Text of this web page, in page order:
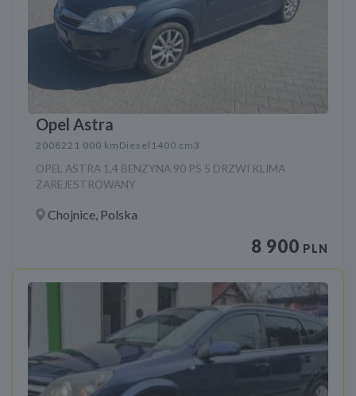
Opel Astra
2008221 000 km Diesel 1400 cm3
OPEL ASTRA 1,4 BENZYNA 90 PS 5 DRZWI KLIMA
ZAREJESTROWANY
Chojnice, Polska
8 900 PLN